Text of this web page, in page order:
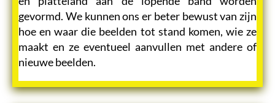
gevormd. We kunnen ons er beter bewust van zijn
hoe en waar die beelden tot stand komen, wie ze
maakt en ze eventueel aanvullen met andere of
nieuwe beelden.